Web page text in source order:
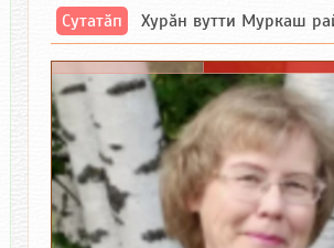
Сутатӑп Хурăн вутти Муркаш